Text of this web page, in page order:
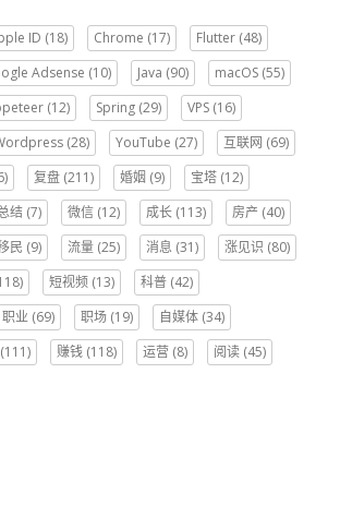
ID (18) Chrome (17) Flutter (48)
Adsense (10) Java (90) macOS (55)
(12) Spring (29) VPS (16)
(28) YouTube (27) 互联网 (69)
复盘 (211) 婚姻 (9) 宝塔 (12)
结 (7) 微信 (12) 成长 (113) 房产 (40)
民 (9) 流量 (25) 消息 (31) 涨见识 (80)
短视频 (13) 科普 (42)
职业 (69) 职场 (19) 自媒体 (34)
(111) 赚钱 (118) 运营 (8) 阅读 (45)